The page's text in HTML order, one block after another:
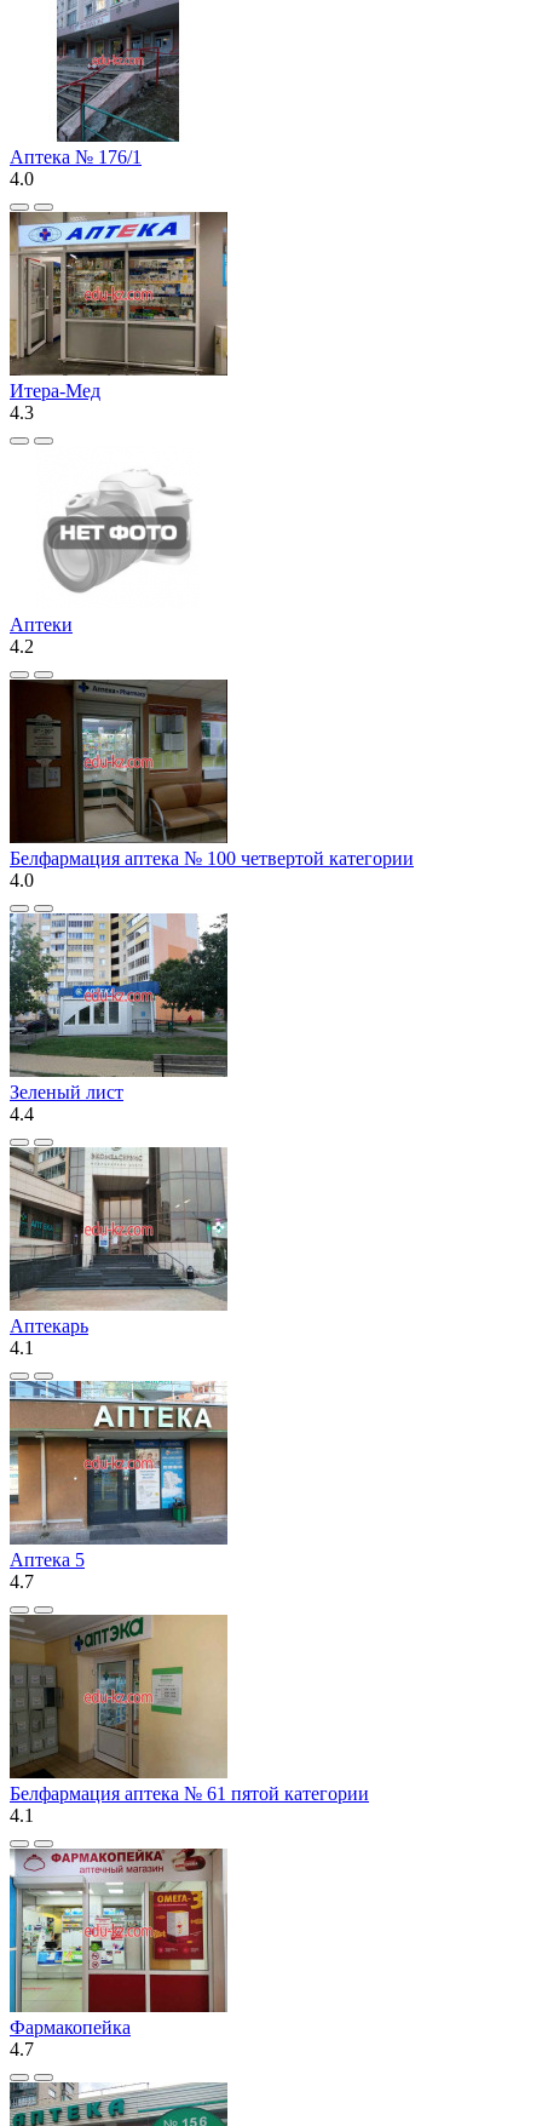
Аптека № 176/1
4.0
Итера-Мед
4.3
Аптеки
4.2
Белфармация аптека № 100 четвертой категории
4.0
Зеленый лист
4.4
Аптекарь
4.1
Аптека 5
4.7
Белфармация аптека № 61 пятой категории
4.1
Фармакопейка
4.7